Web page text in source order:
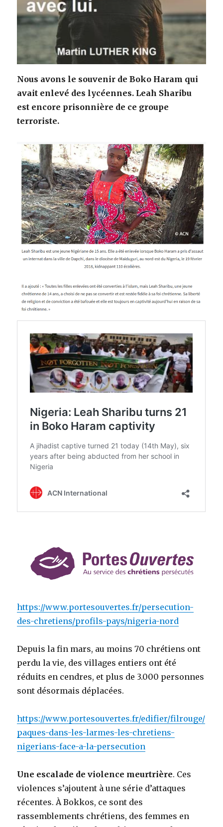
Nous avons le souvenir de Boko Haram qui
avait enlevé des lycéennes. Leah Sharibu
est encore prisonnière de ce groupe
terroriste.
https://www.portesouvertes.fr/persecution-
des-chretiens/profils-pays/nigeria-nord
Depuis la fin mars, au moins 70 chrétiens ont
perdu la vie, des villages entiers ont été
réduits en cendres, et plus de 3.000 personnes
sont désormais déplacées.
https://www.portesouvertes.fr/edifier/filrouge/
paques-dans-les-larmes-les-chretiens-
nigerians-face-a-la-persecution
Une escalade de violence meurtrière. Ces
violences s’ajoutent à une série d’attaques
récentes. À Bokkos, ce sont des
rassemblements chrétiens, des femmes en